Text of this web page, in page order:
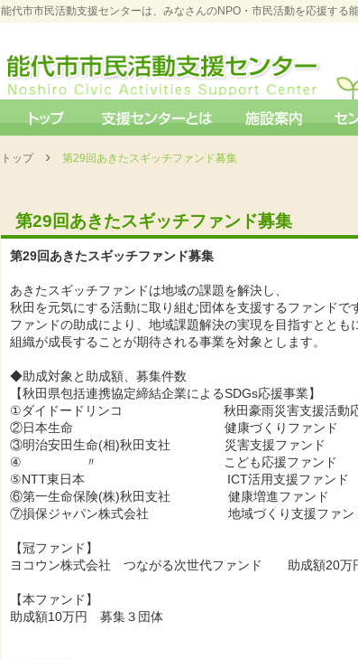
能代市市民活動支援センターは、みなさんのNPO・市民活動を応援する
トップ › 第29回あきたスギッチファンド募集
第29回あきたスギッチファンド募集
第29回あきたスギッチファンド募集
あきたスギッチファンドは地域の課題を解決し、
秋田を元気にする活動に取り組む団体を支援するファンドで
ファンドの助成により、地域課題解決の実現を目指すととも
組織が成長することが期待される事業を対象とします。
◆助成対象と助成額、募集件数
【秋田県包括連携協定締結企業によるSDGs応援事業】
①ダイドードリンコ 秋田豪雨災害支援活動応援
②日本生命 健康づくりファンド
③明治安田生命(相)秋田支社 災害支援ファ
④ 〃 こども応援ファンド 助
⑤NTT東日本 ICT活用支援ファンド
⑥第一生命保険(株)秋田支社 健康増進ファ
⑦損保ジャパン株式会社 地域づくり支援フ
【冠ファンド】
ヨコウン株式会社 つながる次世代ファンド 助成額20
【本ファンド】
助成額10万円 募集３団体